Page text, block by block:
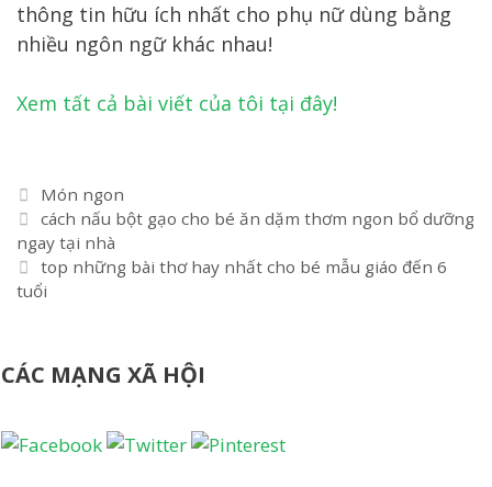
thông tin hữu ích nhất cho phụ nữ dùng bằng
nhiều ngôn ngữ khác nhau!
Xem tất cả bài viết của tôi tại đây!
Danh
mục
Món ngon
Điều
hướng
bài
viết
cách nấu bột gạo cho bé ăn dặm thơm ngon bổ dưỡng
ngay tại nhà
top những bài thơ hay nhất cho bé mẫu giáo đến 6
tuổi
CÁC MẠNG XÃ HỘI